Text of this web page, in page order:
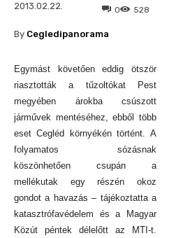
2013.02.22. 528
0
By Cegledipanorama
Egymást követően eddig ötször
riasztották a tűzoltókat Pest
megyében árokba csúszott
járművek mentéséhez, ebből több
eset Cegléd környékén történt. A
folyamatos sózásnak
köszönhetően csupán a
mellékutak egy részén okoz
gondot a havazás – tájékoztatta a
katasztrófavédelem és a Magyar
Közút péntek délelőtt az MTI-t.